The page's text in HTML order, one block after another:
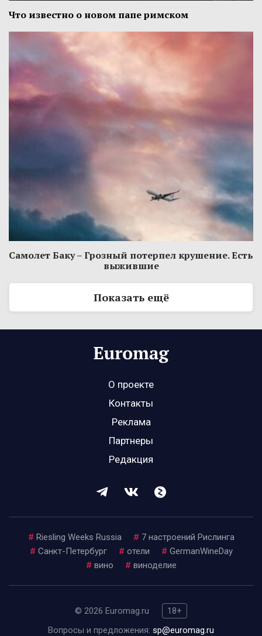
Что известно о новом папе римском
Самолет Баку – Грозный потерпел крушение. Есть
выжившие
Показать ещё
О проекте
Контакты
Реклама
Партнеры
Редакция
# Riesling Weeks Russia # 7 настроений Рислинга
# Санкт-Петербург # отели # GermanWineDay
# вино # виноделие
© 2026 Euromag.ru
18+
Вопросы и предложения: sp@euromag.ru